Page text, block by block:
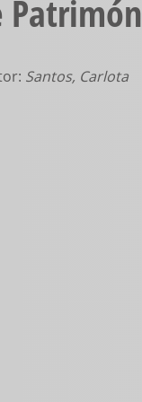
Santos, Carlota